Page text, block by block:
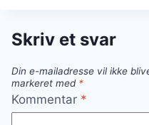
SPRØDT
OG
Skriv et svar
Din e-mailadresse vil ikke
markeret med *
Kommentar *